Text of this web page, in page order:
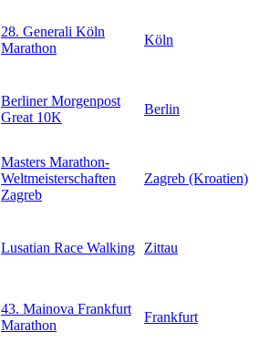
28. Generali Köln
Marathon
Köln
Berliner Morgenpost
Great 10K
Berlin
Masters Marathon-
Weltmeisterschaften
Zagreb
Zagreb (Kroatien)
Lusatian Race Walking Zittau
43. Mainova Frankfurt
Marathon
Frankfurt